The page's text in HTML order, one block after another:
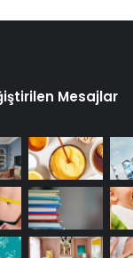
Mesajlar